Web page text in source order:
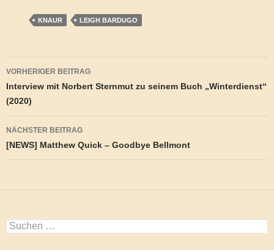
KNAUR LEIGH BARDUGO
Beitragsnavigation
VORHERIGER BEITRAG
Interview mit Norbert Sternmut zu seinem Buch „Winterdienst“
(2020)
NÄCHSTER BEITRAG
[NEWS] Matthew Quick – Goodbye Bellmont
Suchen
nach: